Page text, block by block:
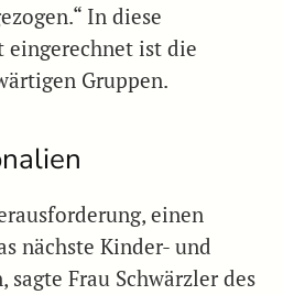
In diese
ist die
Gruppen.
einen
nächste Kinder- und
Frau Schwärzler des